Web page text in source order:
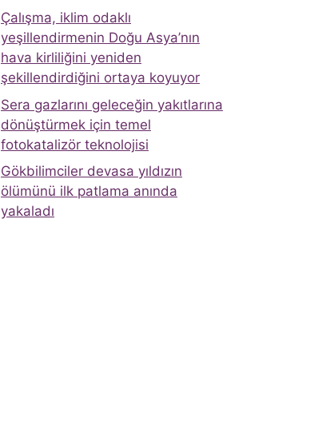
Çalışma, iklim odaklı
yeşillendirmenin Doğu Asya’nın
hava kirliliğini yeniden
şekillendirdiğini ortaya koyuyor
Sera gazlarını geleceğin yakıtlarına
dönüştürmek için temel
fotokatalizör teknolojisi
Gökbilimciler devasa yıldızın
ölümünü ilk patlama anında
yakaladı